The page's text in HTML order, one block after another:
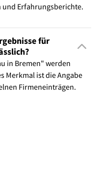
und Erfahrungsberichte.
für
in Bremen" werden
Merkmal ist die Angabe
Firmeneinträgen.